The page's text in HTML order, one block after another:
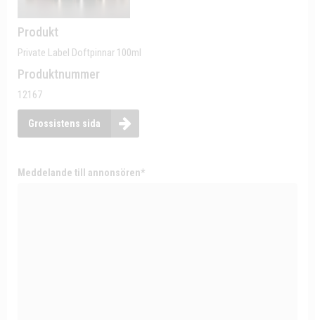
Produkt
Private Label Doftpinnar 100ml
Produktnummer
12167
Grossistens sida
Meddelande till annonsören*